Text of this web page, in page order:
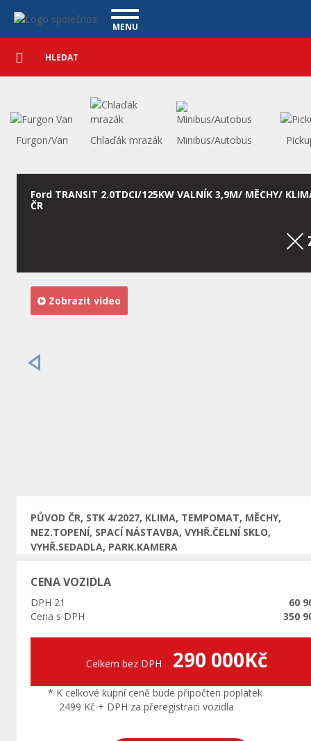
Užitkové vozy - VanscentreNavigace
MENU
VÝKUP VOZŮ
ÚVĚR ZDARMA
ZÁRUKA NA OJETÉ VOZY
CO NABÍZÍME
NÁŠ TÝM
NAŠE VIDEA
MAGAZÍN
KONTAKT
Podrobné
vyhledávání
Vyhledat
Furgon/Van Chlaďák mrazák Minibus/Autobus
Ford TRANSIT 2.0TDCI/125KW VALNÍK 3,9M/ MĚCHY/
ČR
Předchozí
Zobrazit video
PŮVOD ČR, STK 4/2027, KLIMA, TEMPOMAT, MĚCHY,
NEZ.TOPENÍ, SPACÍ NÁSTAVBA, VYHŘ.ČELNÍ SKLO,
VYHŘ.SEDADLA, PARK.KAMERA
CENA VOZIDLA
DPH 21
60
Cena s DPH
350
Celkem bez DPH 290 000Kč
* K celkové kupní ceně bude připočten poplatek
2499 Kč + DPH za přeregistraci vozidla